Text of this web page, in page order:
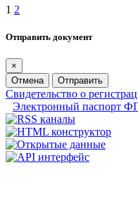
1 2
Отправить документ
×
Отмена
Отправить
Свидетельство о
Электронный паспорт